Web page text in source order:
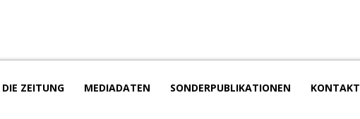
DIE ZEITUNG MEDIADATEN SONDERPUBLIKATIONEN KONTAKT